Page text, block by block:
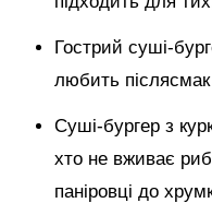
Гострий суші-
любить післясмак
Суші-бургер з
хто не вживає
паніровці до